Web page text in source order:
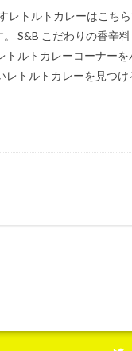
レトルトカレーはこち
S&B こだわりの香辛
ルトカレーコーナー
レトルトカレーを見つ